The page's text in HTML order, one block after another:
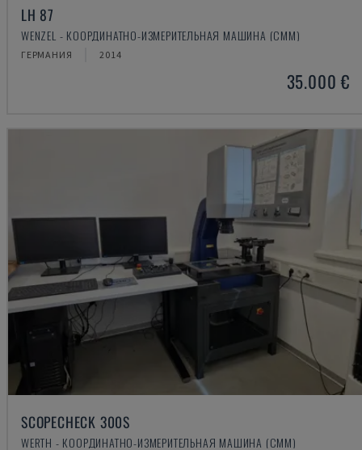
LH 87
WENZEL - КООРДИНАТНО-ИЗМЕРИТЕЛЬНАЯ МАШИНА (CMM)
ГЕРМАНИЯ 2014
35.000 €
SCOPECHECK 300S
WERTH - КООРДИНАТНО-ИЗМЕРИТЕЛЬНАЯ МАШИНА (CMM)